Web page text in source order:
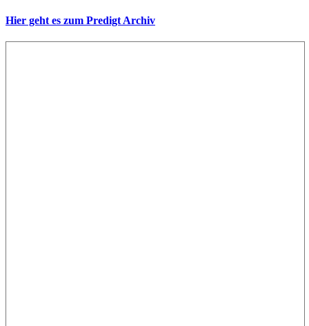
Hier geht es zum Predigt Archiv